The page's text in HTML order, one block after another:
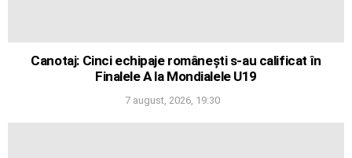
Canotaj: Cinci echipaje românești s-au calificat în
Finalele A la Mondialele U19
7 august, 2026, 19:30